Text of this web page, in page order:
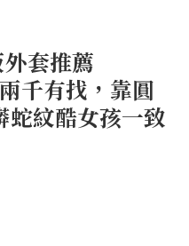
套推薦
千有找，靠圓
蛇紋酷女孩一致